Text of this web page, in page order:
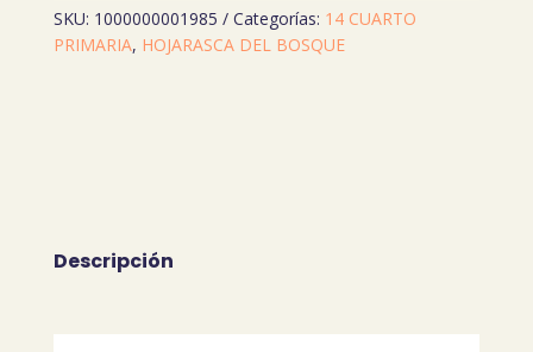
SB
4
SKU: 1000000001985 Categorías: 14 CUARTO
PRIMARIA, HOJARASCA DEL BOSQUE
Descripción